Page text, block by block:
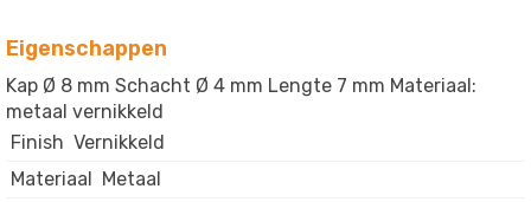
Eigenschappen
Kap Ø 8 mm Schacht Ø 4 mm Lengte 7 mm Materiaal:
metaal vernikkeld
Finish Vernikkeld
Materiaal Metaal